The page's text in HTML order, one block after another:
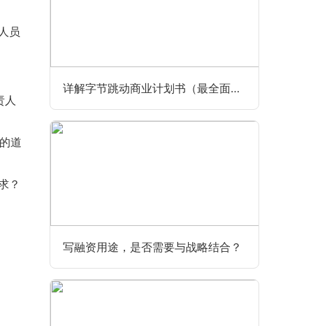
员
人
道
？
详解字节跳动商业计划书（最全面完整版）
写融资用途，是否需要与战略结合？